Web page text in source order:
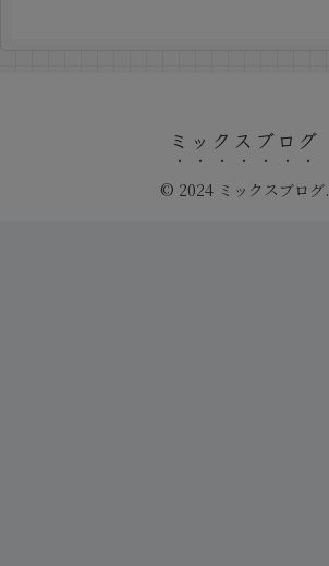
ミックスブログ
© 2024 ミックスブログ.